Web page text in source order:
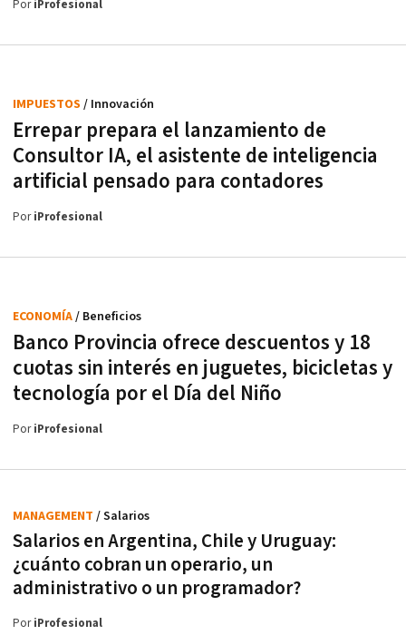
PoriProfesional
Errepar prepara el lanzamiento de
Consultor IA, el asistente de inteligencia
artificial pensado para contadores
IMPUESTOS / Innovación
PoriProfesional
Banco Provincia ofrece descuentos y 18
cuotas sin interés en juguetes, bicicletas y
tecnología por el Día del Niño
ECONOMÍA/ Beneficios
PoriProfesional
Salarios en Argentina, Chile y Uruguay:
¿cuánto cobran un operario, un
administrativo o un programador?
MANAGEMENT / Salarios
PoriProfesional